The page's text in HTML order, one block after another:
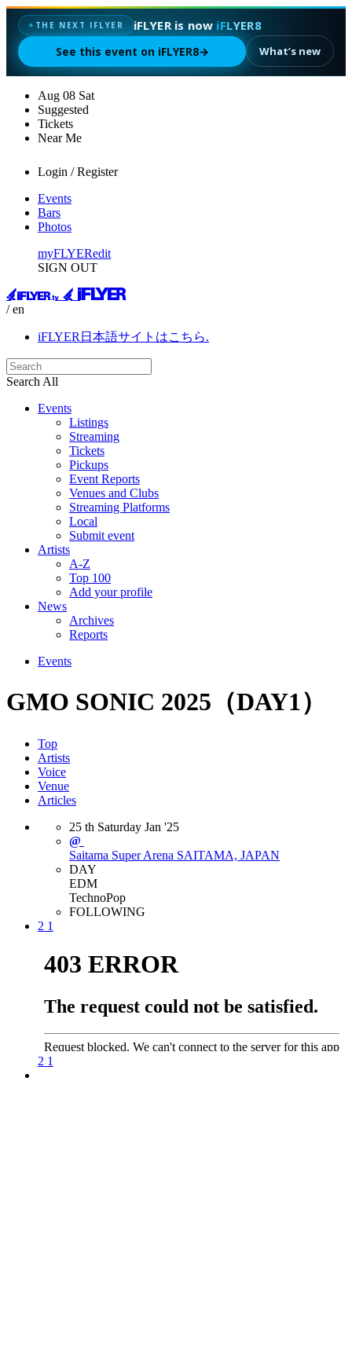
✦ THE NEXT IFLYER iFLYER is now iFLYER8
See this event on iFLYER8→ What’s new
Aug 08 Sat
Suggested
Tickets
Near Me
Login / Register
Events
Bars
Photos
myFLYERedit
SIGN OUT
/ en
iFLYER日本語サイトはこちら.
Search All
Events
Listings
Streaming
Tickets
Pickups
Event Reports
Venues and Clubs
Streaming Platforms
Local
Submit event
Artists
A-Z
Top 100
Add your profile
News
Archives
Reports
Events
GMO SONIC 2025（DAY1）
Top
Artists
Voice
Venue
Articles
25 th Saturday Jan '25
@
Saitama Super Arena SAITAMA, JAPAN
DAY
EDM
TechnoPop
FOLLOWING
2 1
2 1